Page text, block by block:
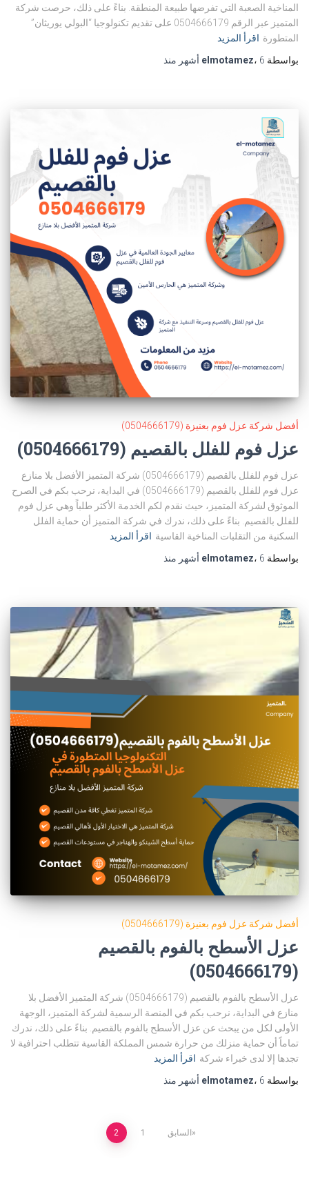
المناخية الصعبة التي تفرضها طبيعة المنطقة. بناءً على ذلك، حرصت شركة
المتميز عبر الرقم 0504666179 على تقديم تكنولوجيا “البولي يوريثان”
المتطورة اقرأ المزيد
بواسطة
elmotamez، 6 أشهر منذ
أفضل شركة عزل فوم بعنيزة (0504666179)
عزل فوم للفلل بالقصيم (0504666179)
عزل فوم للفلل بالقصيم (0504666179) شركة المتميز الأفضل بلا منازع
عزل فوم للفلل بالقصيم (0504666179) في البداية، نرحب بكم في الصرح
الموثوق لشركة المتميز، حيث نقدم لكم الخدمة الأكثر طلباً وهي عزل فوم
للفلل بالقصيم. بناءً على ذلك، ندرك في شركة المتميز أن حماية الفلل
السكنية من التقلبات المناخية القاسية اقرأ المزيد
بواسطة
elmotamez، 6 أشهر منذ
أفضل شركة عزل فوم بعنيزة (0504666179)
عزل الأسطح بالفوم بالقصيم
(0504666179)
عزل الأسطح بالفوم بالقصيم (0504666179) شركة المتميز الأفضل بلا
منازع في البداية، نرحب بكم في المنصة الرسمية لشركة المتميز، الوجهة
الأولى لكل من يبحث عن عزل الأسطح بالفوم بالقصيم. بناءً على ذلك، ندرك
تماماً أن حماية منزلك من حرارة شمس المملكة القاسية تتطلب احترافية لا
تجدها إلا لدى خبراء شركة اقرأ المزيد
بواسطة
elmotamez، 6 أشهر منذ
السابق 1
2